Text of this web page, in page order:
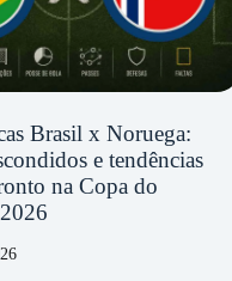
Brasil x Noruega:
e tendências
na Copa do